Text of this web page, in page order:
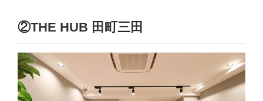
②THE HUB 田町三田